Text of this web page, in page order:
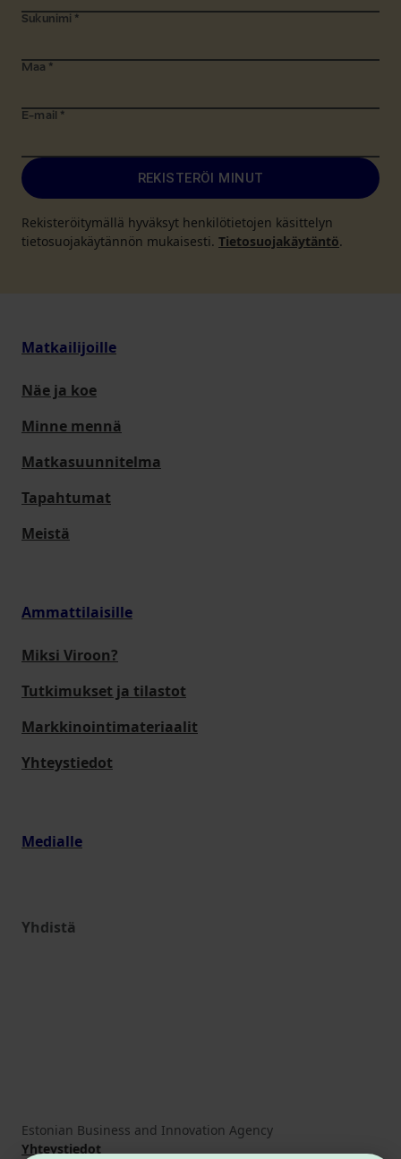
Sukunimi *
Maa *
E-mail *
REKISTERÖI MINUT
Rekisteröitymällä hyväksyt henkilötietojen käsittelyn
tietosuojakäytännön mukaisesti. Tietosuojakäytäntö.
Matkailijoille
Näe ja koe
Minne mennä
Matkasuunnitelma
Tapahtumat
Meistä
Ammattilaisille
Miksi Viroon?
Tutkimukset ja tilastot
Markkinointimateriaalit
Yhteystiedot
Medialle
Yhdistä
Estonian Business and Innovation Agency
Yhteystiedot